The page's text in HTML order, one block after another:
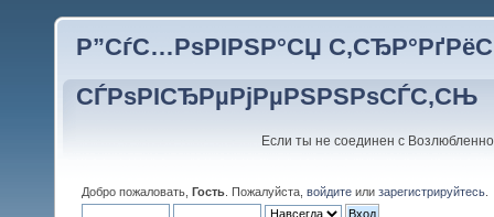
Р”СѓС…РѕРІРЅР°СЏ
СЃРѕРІСЂРµРјРµРЅРЅРѕСЃС‚СЊ
Если ты не соединен с
Добро пожаловать, Гость . Пожалуйста, войдите или зарегистрируйтесь